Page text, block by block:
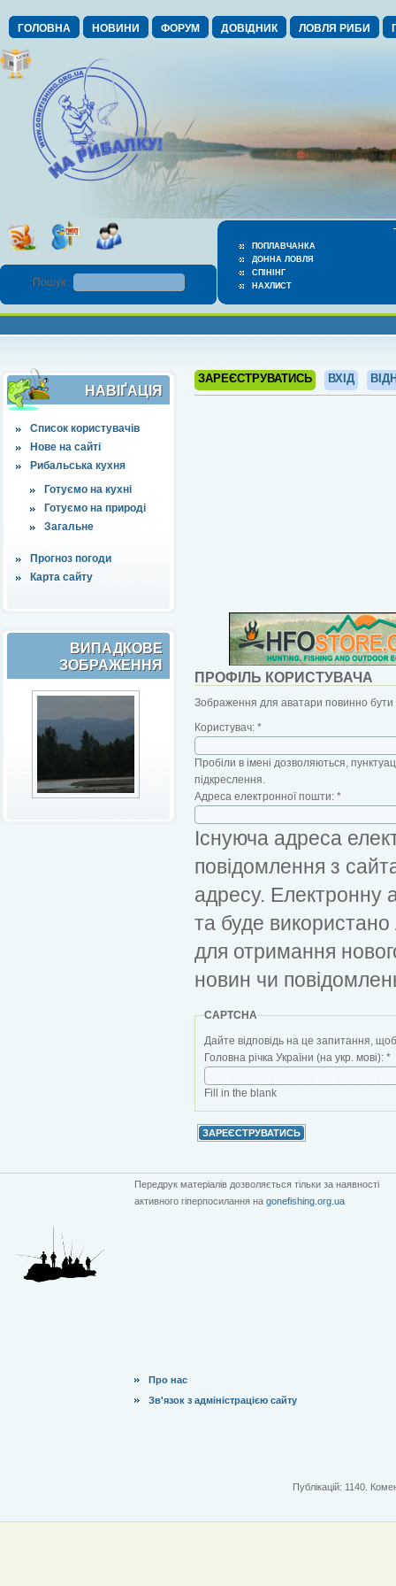
ГОЛОВНА НОВИНИ ФОРУМ ДОВІДНИК ЛОВЛЯ РИБИ
ПОПЛАВЧАНКА
ДОННА ЛОВЛЯ
СПІНІНГ
НАХЛИСТ
Пошук :
НАВІҐАЦІЯ
Список користувачів
Нове на сайті
Рибальська кухня
Готуємо на кухні
Готуємо на природі
Загальне
Прогноз погоди
Карта сайту
ВИПАДКОВЕ
ЗОБРАЖЕННЯ
ЗАРЕЄСТРУВАТИСЬ ВХІД
ПРОФІЛЬ КОРИСТУВАЧА
Зображення для аватари повинно бути
Користувач: *
Пробіли в імені дозволяються,
підкреслення.
Адреса електронної пошти: *
Існуюча адреса
повідомлення з
адресу. Електронну
та буде
для отримання
новин чи
CAPTCHA
Дайте відповідь на це запитання,
Головна річка України (на укр. мові): *
Fill in the blank
Передрук матеріалів дозволяється тільки за наявності
активного гіперпосилання на gonefishing.org.ua
Про нас
Зв'язок з адміністрацією сайту
Публікацій: 1140.